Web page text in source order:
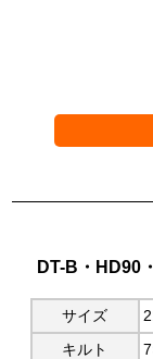
DT-B・HD90
サイズ
キルト